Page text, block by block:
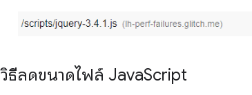
วิธีลดขนาดไฟล์ JavaScript